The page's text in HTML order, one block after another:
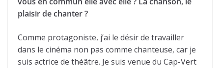
plaisir de chanter ?
Comme protagoniste, j’ai le désir de travailler
dans le cinéma non pas comme chanteuse, car je
suis actrice de théâtre. Je suis venue du Cap-Vert